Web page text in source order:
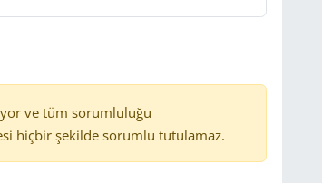
ve tüm sorumluluğu
hiçbir şekilde sorumlu tutulamaz.